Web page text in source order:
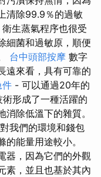
清除99.9％的過敏
衛生蒸氣程序也很受
細菌和過敏原，順便
台中頭部按摩 數字
遠來看，具有可靠的
件 - 可以通過20年的
形成了一種活躍的
除低溫下的雜質。
我們的環境和錢包
能量用途較小。
器，因為它們的外觀
素，並且也基於其內